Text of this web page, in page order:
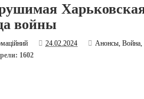
войны
24.02.2024 Анонсы,Война,
1602